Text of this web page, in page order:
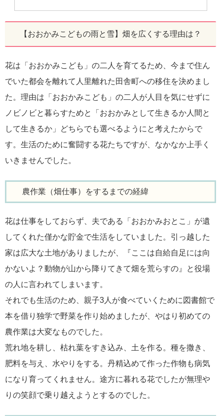
【おおかみこどもの雨と雪】畑を広くする理由は？
花は「おおかみこども」の二人を育てるため、今まで住ん
でいた都会を離れて人里離れた田舎町への移住を決めまし
た。理由は「おおかみこども」の二人が人目を気にせずに
ノビノビと暮らすためと「おおかみとして生きるか人間と
して生きるか」どちらでも選べるようにと考えたからで
す。生活のために奮闘する花たちですが、なかなか上手く
いきませんでした。
農作業（畑仕事）をするまでの経緯
花は仕事をしておらず、夫である「おおかみおとこ」が遺
してくれた僅かな貯金で生活をしていました。引っ越した
家は広大な土地がありましたが、『ここは自給自足には向
かないよ？動物が山から降りてきて畑を荒らすの』と役場
の人に言われてしまいます。
それでも生活のため、親子3人が食べていくために図書館で
本を借り独学で野菜を作り始めましたが、やはり初めての
農作業は大変なものでした。
荒れ地を耕し、枯れ葉をすき込み、土を作る。種を撒き、
肥料を与え、水やりをする。丹精込めて作った作物も病気
になり育ってくれません。途方に暮れる花でしたが無理や
りの笑顔で乗り越えようとするのでした。